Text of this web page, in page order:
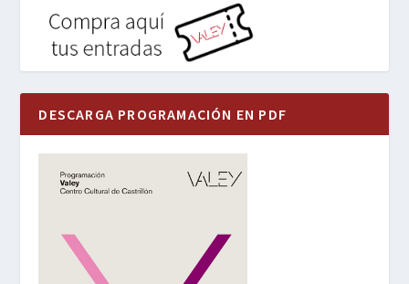
DESCARGA PROGRAMACIÓN EN PDF